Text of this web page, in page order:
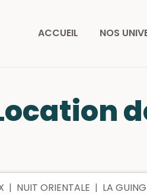
ACCUEIL NOS
| NUIT ORIENTALE | LA